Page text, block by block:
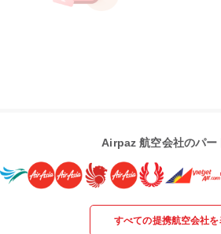
Airpaz 航空会社のパー
すべての提携航空会社